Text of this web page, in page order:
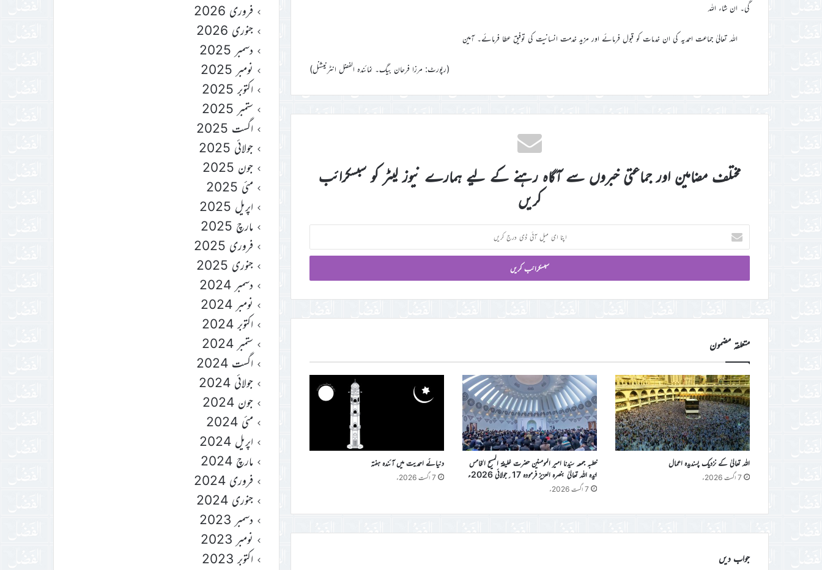
گی۔ ان شاء اللہ
اللہ تعالیٰ جماعت احمدیہ کی ان خدمات کو قبول فرمائے اور مزید خدمت انسانیت کی توفیق عطا فرمائے۔ آمین
(رپورٹ: مرزا فرحان بیگ۔ نمائندہ الفضل انٹرنیشنل)
مختلف مضامین اور جماعتی خبروں سے آگاہ رہنے کے لیے ہمارے نیوز لیٹر کو سبسکرائب
کریں
اپنا
ای
میل
ڈی
متعلقہ مضمون
اللہ تعالیٰ کے نزدیک پسندیدہ اعمال
7 اگست 2026ء
خطبہ جمعہ سیّدنا امیر المومنین حضرت خلیفۃ المسیح الخامس
ایّدہ اللہ تعالیٰ بنصرہ العزیز فرمودہ 17؍جولائی 2026ء
7 اگست 2026ء
دنیائے احمدیت میں آئندہ ہفتہ
7 اگست 2026ء
جواب دیں
فروری 2026
جنوری 2026
دسمبر 2025
نومبر 2025
اکتوبر 2025
ستمبر 2025
اگست 2025
جولائی 2025
جون 2025
مئی 2025
اپریل 2025
مارچ 2025
فروری 2025
جنوری 2025
دسمبر 2024
نومبر 2024
اکتوبر 2024
ستمبر 2024
اگست 2024
جولائی 2024
جون 2024
مئی 2024
اپریل 2024
مارچ 2024
فروری 2024
جنوری 2024
دسمبر 2023
نومبر 2023
اکتوبر 2023